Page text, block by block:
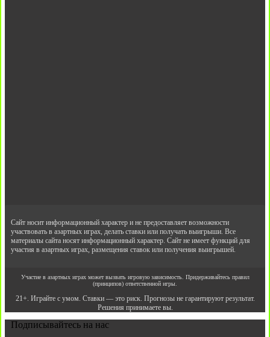
Сайт носит информационный характер и не предоставляет возможности
участвовать в азартных играх, делать ставки или получать выигрыши. Все
материалы сайта носят информационный характер. Сайт не имеет функций для
участия в азартных играх, размещения ставок или получения выигрышей.
Участие в азартных играх может вызвать игровую зависимость. Придерживайтесь правил
(принципов) ответственной игры.
21+. Играйте с умом. Ставки — это риск. Прогнозы не гарантируют результат.
Решения принимаете вы.
Подписывайтесь на нас